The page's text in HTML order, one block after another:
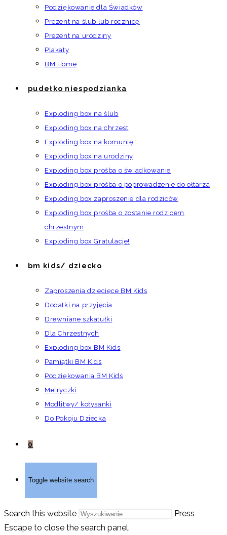
Podziękowanie dla Świadków
Prezent na ślub lub rocznicę
Prezent na urodziny
Plakaty
BM Home
pudełko niespodzianka
Exploding box na ślub
Exploding box na chrzest
Exploding box na komunię
Exploding box na urodziny
Exploding box prośba o świadkowanie
Exploding box prośba o poprowadzenie do ołtarza
Exploding box zaproszenie dla rodziców
Exploding box prośba o zostanie rodzicem
chrzestnym
Exploding box Gratulacje!
bm kids/ dziecko
Zaproszenia dziecięce BM Kids
Dodatki na przyjęcia
Drewniane szkatułki
Dla Chrzestnych
Exploding box BM Kids
Pamiątki BM Kids
Podziękowania BM Kids
Metryczki
Modlitwy/ kołysanki
Do Pokoju Dziecka
0
Toggle website search
Search this website
Press
Escape to close the search panel.